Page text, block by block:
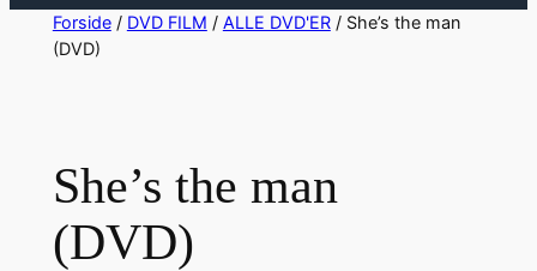
SpringForside/ DVD FILM / ALLE DVD'ER/ She’s the man
(DVD)
She’s the man
(DVD)